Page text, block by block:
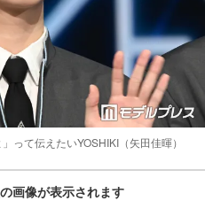
って伝えたいYOSHIKI（矢田佳暉）
画像が表示されます